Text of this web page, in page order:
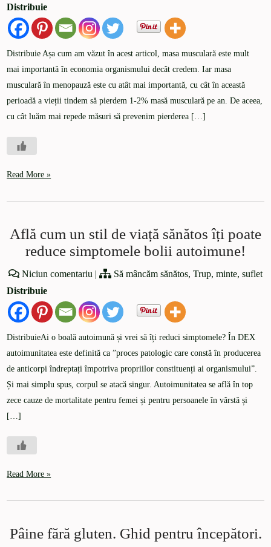
Distribuie
Distribuie Așa cum am văzut în acest articol, masa musculară este mult
mai importantă în economia organismului decât credem. Iar masa
musculară în menopauză este cu atât mai importantă, cu cât în această
perioadă a vieții tindem să pierdem 1-2% masă musculară pe an. De aceea,
cu cât luăm mai repede măsuri să prevenim pierderea […]
Read More »
Află cum un stil de viață sănătos îți poate
reduce simptomele bolii autoimune!
Niciun comentariu | Să mâncăm sănătos, Trup, minte, suflet
Distribuie
DistribuieAi o boală autoimună și vrei să îți reduci simptomele? În DEX
autoimunitatea este definită ca ”proces patologic care constă în producerea
de anticorpi îndreptați împotriva propriilor constituenți ai organismului”.
Și mai simplu spus, corpul se atacă singur. Autoimunitatea se află în top
zece cauze de mortalitate pentru femei și pentru persoanele în vârstă și
[…]
Read More »
Pâine fără gluten. Ghid pentru începători.